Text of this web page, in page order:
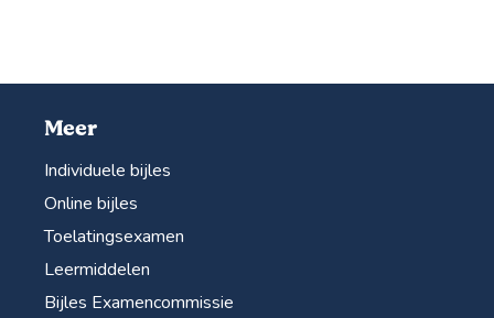
Meer
Individuele bijles
Online bijles
Toelatingsexamen
Leermiddelen
Bijles Examencommissie